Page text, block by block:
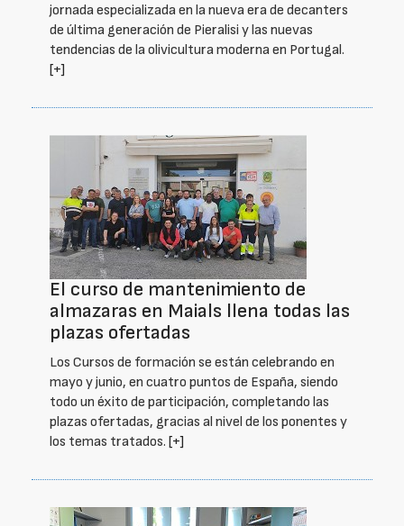
jornada especializada en la nueva era de decanters
de última generación de Pieralisi y las nuevas
tendencias de la olivicultura moderna en Portugal.
[+]
El curso de mantenimiento de
almazaras en Maials llena todas las
plazas ofertadas
Los Cursos de formación se están celebrando en
mayo y junio, en cuatro puntos de España, siendo
todo un éxito de participación, completando las
plazas ofertadas, gracias al nivel de los ponentes y
los temas tratados. [+]